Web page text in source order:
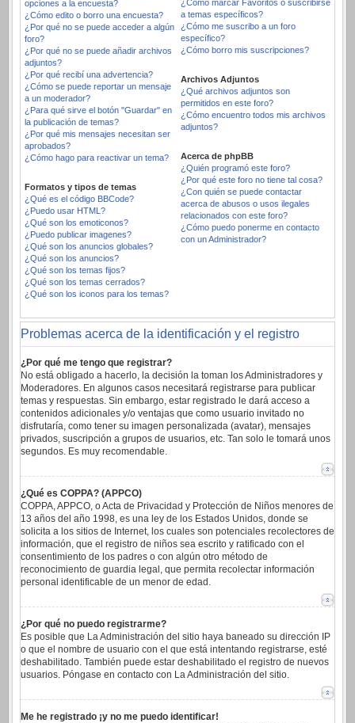
opciones a la encuesta?
¿Cómo edito o borro una encuesta?
¿Por qué no se puede acceder a algún
foro?
¿Por qué no se puede añadir archivos
adjuntos?
¿Por qué recibí una advertencia?
¿Cómo se puede reportar un mensaje
a un moderador?
¿Para qué sirve el botón "Guardar" en
la publicación de temas?
¿Por qué mis mensajes necesitan ser
aprobados?
¿Cómo hago para reactivar un tema?
Formatos y tipos de temas
¿Qué es el código BBCode?
¿Puedo usar HTML?
¿Qué son los emoticonos?
¿Puedo publicar imagenes?
¿Qué son los anuncios globales?
¿Qué son los anuncios?
¿Qué son los temas fijos?
¿Qué son los temas cerrados?
¿Qué son los iconos para los temas?
¿Cómo marcar Favoritos o suscribirse
a temas específicos?
¿Cómo me suscribo a un foro
específico?
¿Cómo borro mis suscripciones?
Archivos Adjuntos
¿Qué archivos adjuntos son
permitidos en este foro?
¿Cómo encuentro todos mis archivos
adjuntos?
Acerca de phpBB
¿Quién programó este foro?
¿Por qué este foro no tiene tal cosa?
¿Con quién se puede contactar
acerca de abusos o usos ilegales
relacionados con este foro?
¿Cómo puedo ponerme en contacto
con un Administrador?
Problemas acerca de la identificación y el registro
¿Por qué me tengo que registrar?
No está obligado a hacerlo, la decisión la toman los Administradores y
Moderadores. En algunos casos necesitará registrarse para publicar
temas y respuestas. Sin embargo, estar registrado le dará acceso a
contenidos adicionales y/o ventajas que como usuario invitado no
disfrutaría, como tener su imagen personalizada (avatar), mensajes
privados, suscripción a grupos de usuarios, etc. Tan solo le tomará unos
segundos. Es muy recomendable.
¿Qué es COPPA? (APPCO)
COPPA, APPCO, o Acta de Privacidad y Protección de Niños menores de
13 años del año 1998, es una ley de los Estados Unidos, donde se
solicita a los sitios de Internet, los cuales son potenciales recolectores de
información, que el registro de niños sea escrito y ratificado con el
consentimiento de los padres o con algún otro método de
reconocimiento de guardia legal, que permita recolectar información
personal identificable de un menor de edad.
¿Por qué no puedo registrarme?
Es posible que La Administración del sitio haya baneado su dirección IP
o que el nombre de usuario con el que está intentando registrarse, esté
deshabilitado. También puede estar deshabilitado el registro de nuevos
usuarios. Póngase en contacto con La Administración del sitio.
Me he registrado ¡y no me puedo identificar!